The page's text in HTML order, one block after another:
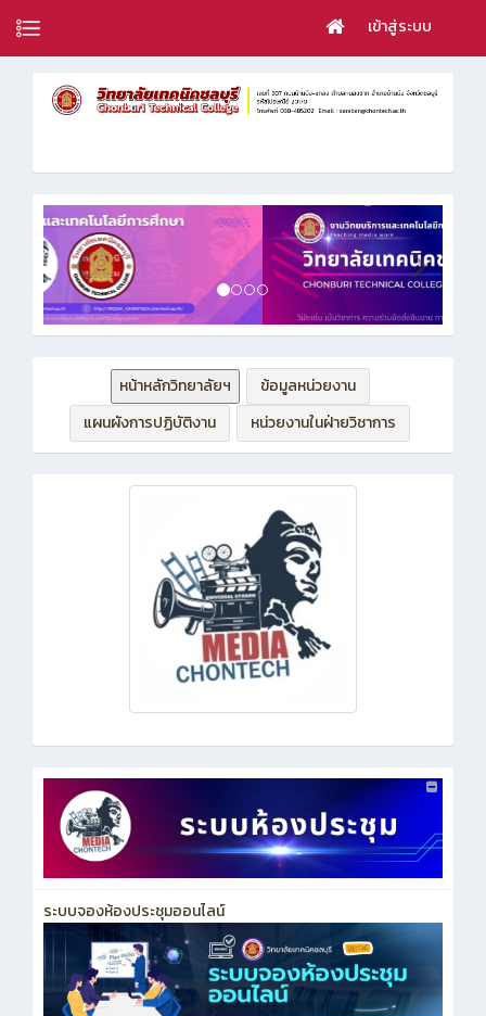
เข้าสู่ระบบ
หน้าหลักวิทยาลัยฯ
ข้อมูลหน่วยงาน
แผนผังการปฏิบัติงาน
หน่วยงานในฝ่ายวิชาการ
ระบบจองห้องประชุมออนไลน์